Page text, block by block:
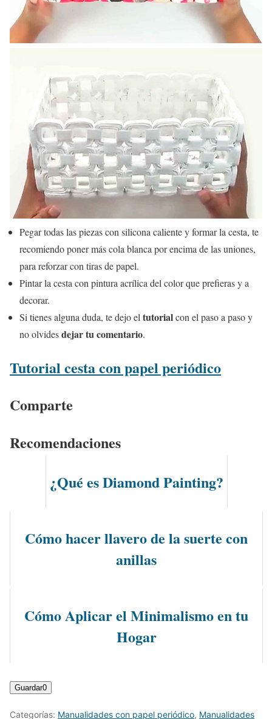
Pegar todas las piezas con silicona caliente y formar la cesta, te
recomiendo poner más cola blanca por encima de las uniones,
para reforzar con tiras de papel.
Pintar la cesta con pintura acrílica del color que prefieras y a
decorar.
Si tienes alguna duda, te dejo el tutorialcon el paso a paso y
no olvidesdejar tu comentario.
Tutorial cesta con papel periódico
Comparte
Recomendaciones
¿Qué es Diamond Painting?
Cómo hacer llavero de la suerte con
anillas
Cómo Aplicar el Minimalismo en tu
Hogar
Guardar0
Categorías: Manualidades con papel periódico, Manualidades